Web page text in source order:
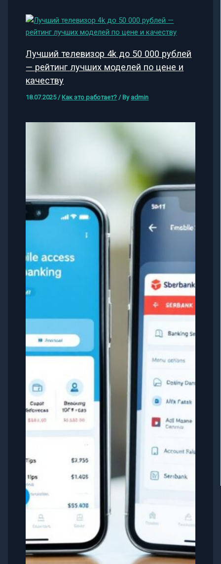
Лучший телевизор 4k до 50 000 рублей
— рейтинг лучших моделей по цене и
качеству
18.07.2025/ Как это работает? / By admin